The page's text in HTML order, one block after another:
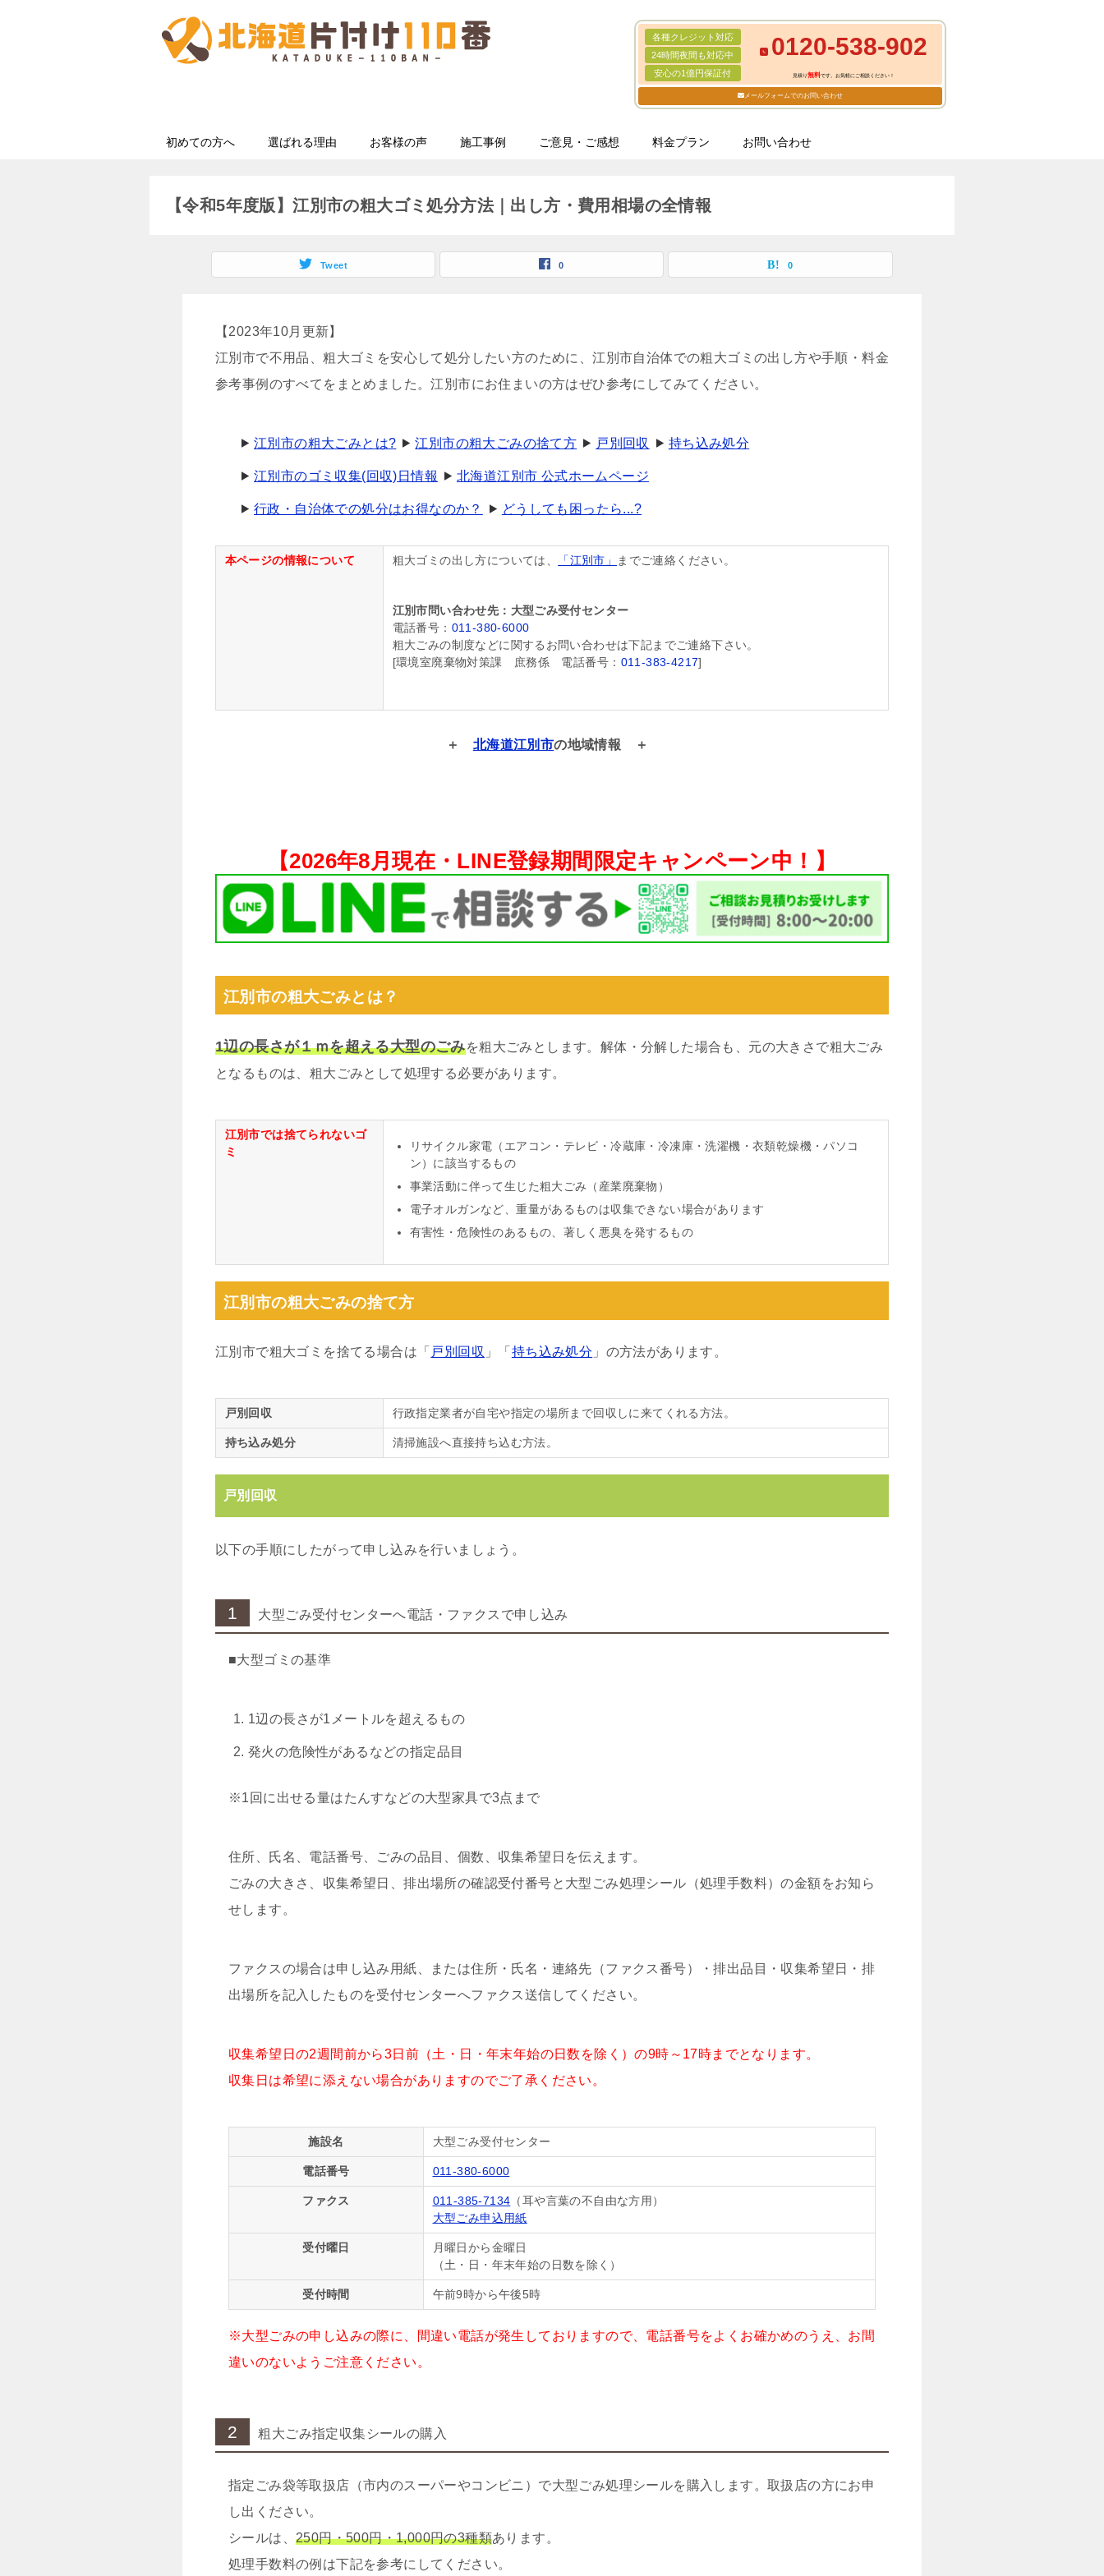
各種クレジット対応
24時間夜間も対応中
安心の1億円保証付
0120-538-902
見積り無料です。お気軽にご相談ください！
メールフォームでのお問い合わせ
初めての方へ 選ばれる理由 お客様の声 施工事例 ご意見・ご感想 料金プラン お問い合わせ
【令和5年度版】江別市の粗大ゴミ処分方法｜出し方・費用相場の全情報
Tweet 0 0
【2023年10月更新】
江別市で不用品、粗大ゴミを安心して処分したい方のために、江別市自治体での粗大ゴミの出し方や手順・料金
参考事例のすべてをまとめました。江別市にお住まいの方はぜひ参考にしてみてください。
江別市の粗大ごみとは? 江別市の粗大ごみの捨て方 戸別回収 持ち込み処分
江別市のゴミ収集(回収)日情報 北海道江別市 公式ホームページ
行政・自治体での処分はお得なのか？ どうしても困ったら...?
本ページの情報について 粗大ゴミの出し方については、 「江別市」 までご連絡ください。
江別市問い合わせ先：大型ごみ受付センター
電話番号： 011-380-6000
粗大ごみの制度などに関するお問い合わせは下記までご連絡下さい。
[環境室廃棄物対策課 庶務係 電話番号： 011-383-4217]
北海道江別市の地域情報
【2026年8月現在・ LINE登録期間限定キャンペーン中！】
江別市の粗大ごみとは？
1辺の長さが１ｍを超える大型のごみを粗大ごみとします。解体・分解した場合も、元の大きさで粗大ごみ
となるものは、粗大ごみとして処理する必要があります。
江別市では捨てられないゴ
ミ
リサイクル家電（エアコン・テレビ・冷蔵庫・冷凍庫・洗濯機・衣類乾燥機・パソコ
ン）に該当するもの
事業活動に伴って生じた粗大ごみ（産業廃棄物）
電子オルガンなど、重量があるものは収集できない場合があります
有害性・危険性のあるもの、著しく悪臭を発するもの
江別市の粗大ごみの捨て方
江別市で粗大ゴミを捨てる場合は「 戸別回収 」「 持ち込み処分 」の方法があります。
戸別回収 行政指定業者が自宅や指定の場所まで回収しに来てくれる方法。
持ち込み処分 清掃施設へ直接持ち込む方法。
戸別回収
以下の手順にしたがって申し込みを行いましょう。
1 大型ごみ受付センターへ電話・ファクスで申し込み
■大型ゴミの基準
1辺の長さが1メートルを超えるもの
発火の危険性があるなどの指定品目
※1回に出せる量はたんすなどの大型家具で3点まで
住所、氏名、電話番号、ごみの品目、個数、収集希望日を伝えます。
ごみの大きさ、収集希望日、排出場所の確認受付番号と大型ごみ処理シール（処理手数料）の金額をお知ら
せします。
ファクスの場合は申し込み用紙、または住所・氏名・連絡先（ファクス番号）・排出品目・収集希望日・排
出場所を記入したものを受付センターへファクス送信してください。
収集希望日の2週間前から3日前（土・日・年末年始の日数を除く）の9時～17時までとなります。
収集日は希望に添えない場合がありますのでご了承ください。
施設名 大型ごみ受付センター
電話番号 011-380-6000
ファクス 011-385-7134 （耳や言葉の不自由な方用）
大型ごみ申込用紙
受付曜日
月曜日から金曜日
（土・日・年末年始の日数を除く）
受付時間 午前9時から午後5時
※大型ごみの申し込みの際に、間違い電話が発生しておりますので、電話番号をよくお確かめのうえ、お間
違いのないようご注意ください。
2 粗大ごみ指定収集シールの購入
指定ごみ袋等取扱店（市内のスーパーやコンビニ）で大型ごみ処理シールを購入します。取扱店の方にお申
し出ください。
シールは、 250円・500円・1,000円の3種類あります。
処理手数料の例は下記を参考にしてください。